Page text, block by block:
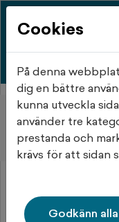
Hem
Objektet
Cookies
På denna
dig en bättre
kunna utveckla
använder tre
prestanda och
krävs för att sidan
Godkänn alla